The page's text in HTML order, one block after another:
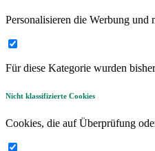
Personalisieren die Werbung und
Für diese Kategorie wurden
Nicht klassifizierte Cookies
Cookies, die auf Überprüfung